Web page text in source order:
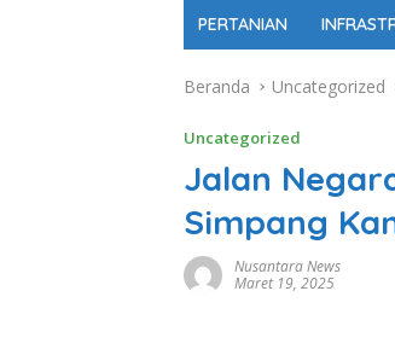
PERTANIAN
Beranda Uncategorized
Uncategorized
Jalan
Simpang
Nusantara News
Maret 19, 2025